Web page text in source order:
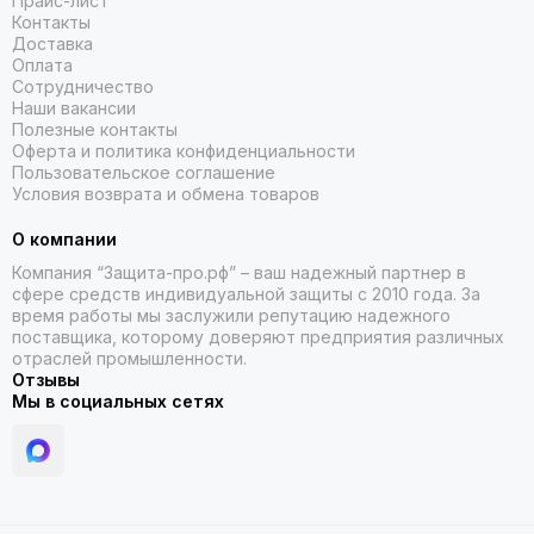
сидеть на голове, но не сдавливать её; - материал — он
должен быть прочным и износостойким; - наличие
дополнительных элементов — например, вентиляционных
отверстий, которые обеспечивают комфорт в жаркую
погоду; - соответствие стандартам безопасности —
убедитесь, что каскетка сертифицирована и отвечает
необходимым требованиям. Выбирайте каскетку с учётом
специфики вашей работы — это обеспечит максимальную
защиту и комфорт.
Сделайте правильный выбор
Выберите подходящую модель рабочей каскетки в нашем
магазине и оформите заказ онлайн. Мы предлагаем
быструю доставку, гарантию качества и регулярные акции.
Позаботьтесь о своей безопасности — выберите
надёжную защитную экипировку уже сегодня!
Контакты
Доставка
Оплата
Сотрудничество
Наши вакансии
Полезные контакты
Оферта и политика конфиденциальности
Пользовательское соглашение
Условия возврата и обмена товаров
О компании
Компания “Защита-про.рф” – ваш надежный партнер в
сфере средств индивидуальной защиты с 2010 года. За
время работы мы заслужили репутацию надежного
поставщика, которому доверяют предприятия различных
отраслей промышленности.
Отзывы
Мы в социальных сетях